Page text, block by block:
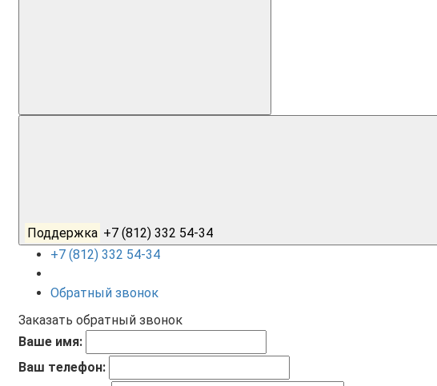
Поддержка +7 (812) 332 54-34
+7 (812) 332 54-34
Обратный звонок
Заказать обратный звонок
Ваше имя:
Ваш телефон: